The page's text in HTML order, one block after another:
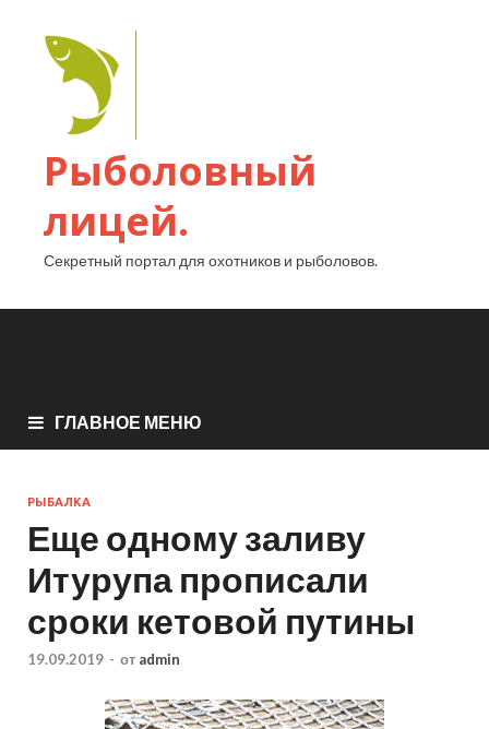
Рыболовный
лицей.
Секретный портал для охотников и рыболовов.
ГЛАВНОЕ МЕНЮ
РЫБАЛКА
Еще одному заливу
Итурупа прописали
сроки кетовой путины
19.09.2019 - от admin